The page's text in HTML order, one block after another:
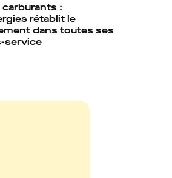
carburants :
rétablit le
dans toutes ses
service